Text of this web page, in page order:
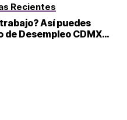
Recientes
Así puedes
Desempleo CDMX
y requisitos